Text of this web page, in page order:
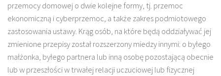
przemocy domowej o dwie kolejne formy, tj. przemoc
ekonomiczną i cyberprzemoc, a także zakres podmiotowego
zastosowania ustawy. Krąg osób, na które będą oddziaływać jej
zmienione przepisy został rozszerzony miedzy innymi: o byłego
małżonka, byłego partnera lub inną osobę pozostającą obecnie
lub w przeszłości w trwałej relacji uczuciowej lub fizycznej